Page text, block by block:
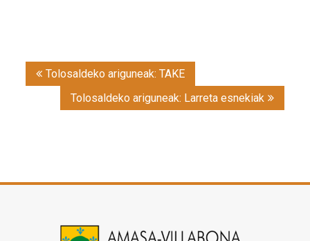
Post
navigation
Tolosaldeko ariguneak: TAKE
Tolosaldeko ariguneak: Larreta esnekiak